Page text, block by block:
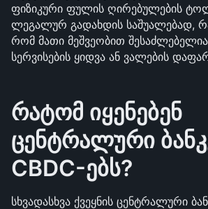
ფიზიკური ფულის ღირებულების
ლეგალურ გადახდის საშუალებად,
რომ მათი მეშვეობით
სერვისების ყიდვა ან ვალების
რატომ იყენებენ
ცენტრალური
CBDC-ებს?
სხვადასხვა ქვეყნის ცენტრალური